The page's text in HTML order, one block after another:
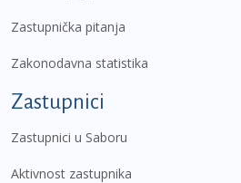
Zastupnička pitanja
Zakonodavna statistika
Zastupnici
Zastupnici u Saboru
Aktivnost zastupnika